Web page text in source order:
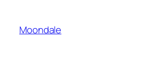
contenido
Moondale